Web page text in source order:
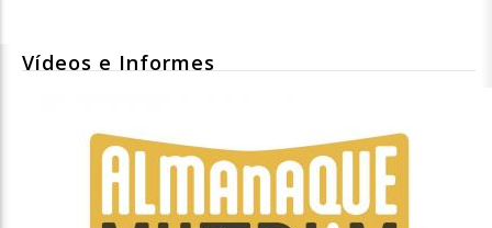
Vídeos e Informes